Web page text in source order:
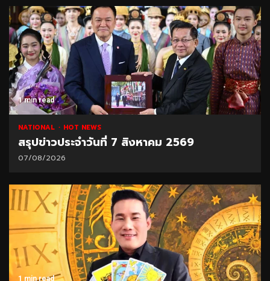
1 min read
NATIONAL HOT NEWS
สรุปข่าวประจำวันที่ 7 สิงหาคม 2569
07/08/2026
1 min read